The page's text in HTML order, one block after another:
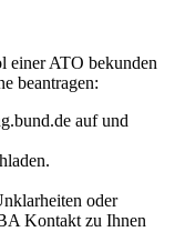
einer ATO bekunden
beantragen:
auf und
oder
Kontakt zu Ihnen